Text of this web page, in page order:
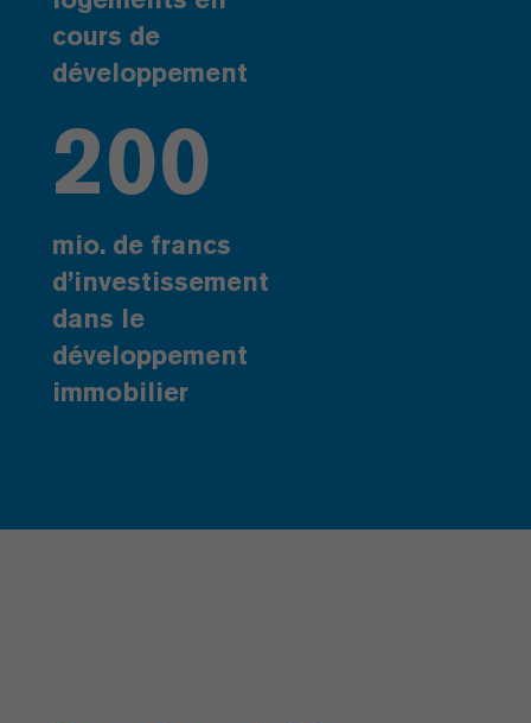
cours de
développement
200
mio. de francs
d’investissement
dans le
développement
immobilier